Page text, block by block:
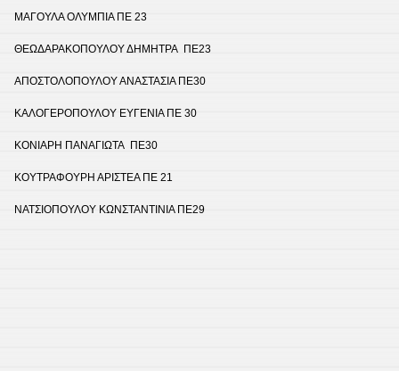
ΜΑΓΟΥΛΑ ΟΛΥΜΠΙΑ ΠΕ 23
ΘΕΩΔΑΡΑΚΟΠΟΥΛΟΥ ΔΗΜΗΤΡΑ ΠΕ23
ΑΠΟΣΤΟΛΟΠΟΥΛΟΥ ΑΝΑΣΤΑΣΙΑ ΠΕ30
ΚΑΛΟΓΕΡΟΠΟΥΛΟΥ ΕΥΓΕΝΙΑ ΠΕ 30
ΚΟΝΙΑΡΗ ΠΑΝΑΓΙΩΤΑ ΠΕ30
ΚΟΥΤΡΑΦΟΥΡΗ ΑΡΙΣΤΕΑ ΠΕ 21
ΝΑΤΣΙΟΠΟΥΛΟΥ ΚΩΝΣΤΑΝΤΙΝΙΑ ΠΕ29